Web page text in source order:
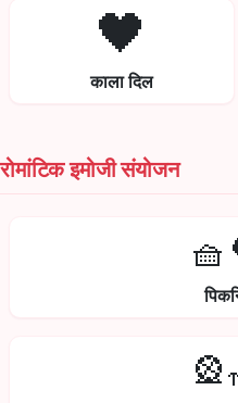
🖤
काला दिल
रोमांटिक इमोजी संयोजन